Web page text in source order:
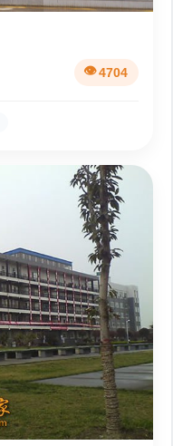
4704